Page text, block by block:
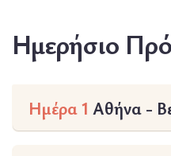
Ημερήσιο
Ημέρα 1 Αθήνα -